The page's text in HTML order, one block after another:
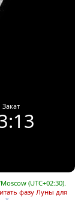
Закат
(UTC+02:30).
фазу Луны для